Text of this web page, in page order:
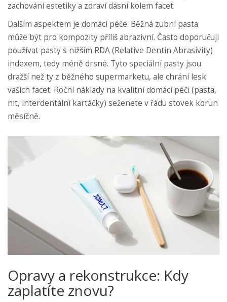
zachování estetiky a zdraví dásní kolem facet.
Dalším aspektem je domácí péče. Běžná zubní pasta
může být pro kompozity příliš abrazivní. Často doporučuji
používat pasty s nižším RDA (Relative Dentin Abrasivity)
indexem, tedy méně drsné. Tyto speciální pasty jsou
dražší než ty z běžného supermarketu, ale chrání lesk
vašich facet. Roční náklady na kvalitní domácí péči (pasta,
nit, interdentální kartáčky) seženete v řádu stovek korun
měsíčně.
Opravy a rekonstrukce: Kdy
zaplatíte znovu?